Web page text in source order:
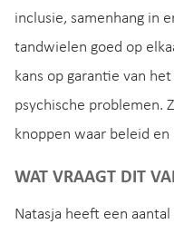
inclusie, samenhang in
tandwielen goed op
kans op garantie van
psychische problemen.
knoppen waar beleid en
WAT VRAAGT DIT
Natasja heeft een